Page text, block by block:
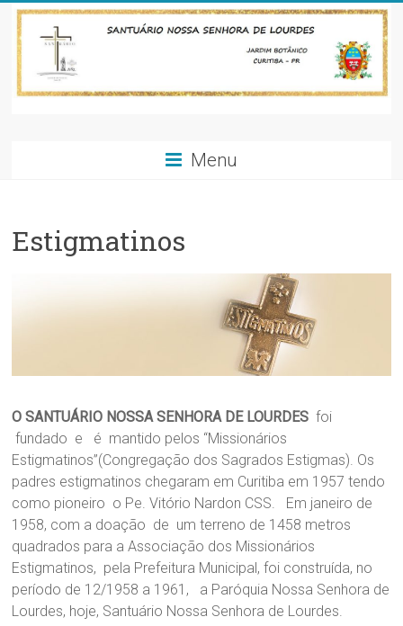
Skip
content
de
Lourdes-
Jardim
Curitiba
Santuário
Nossa
Senhora
de
Lourdes
–
Jardim
Botânico
–
Praça
Menu
Estigmatinos
O SANTUÁRIO NOSSA SENHORA DE LOURDES foi
fundado e é mantido pelos “Missionários
Estigmatinos”(Congregação dos Sagrados Estigmas). Os
padres estigmatinos chegaram em Curitiba em 1957 tendo
como pioneiro o Pe. Vitório Nardon CSS. Em janeiro de
1958, com a doação de um terreno de 1458 metros
quadrados para a Associação dos Missionários
Estigmatinos, pela Prefeitura Municipal, foi construída, no
período de 12/1958 a 1961, a Paróquia Nossa Senhora de
Lourdes, hoje, Santuário Nossa Senhora de Lourdes.